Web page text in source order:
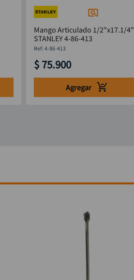
Mango Articulado 1/2"x17.1/4"
STANLEY 4-86-413
:4-86-413
$ 75.900
Agregar